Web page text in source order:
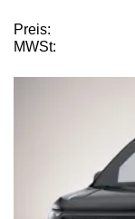
Preis:
MWSt: